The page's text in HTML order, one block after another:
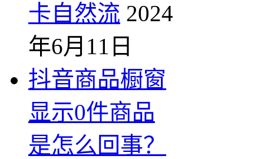
卡自然流 2024
年6月11日
抖音商品橱窗
显示0件商品
是怎么回事？